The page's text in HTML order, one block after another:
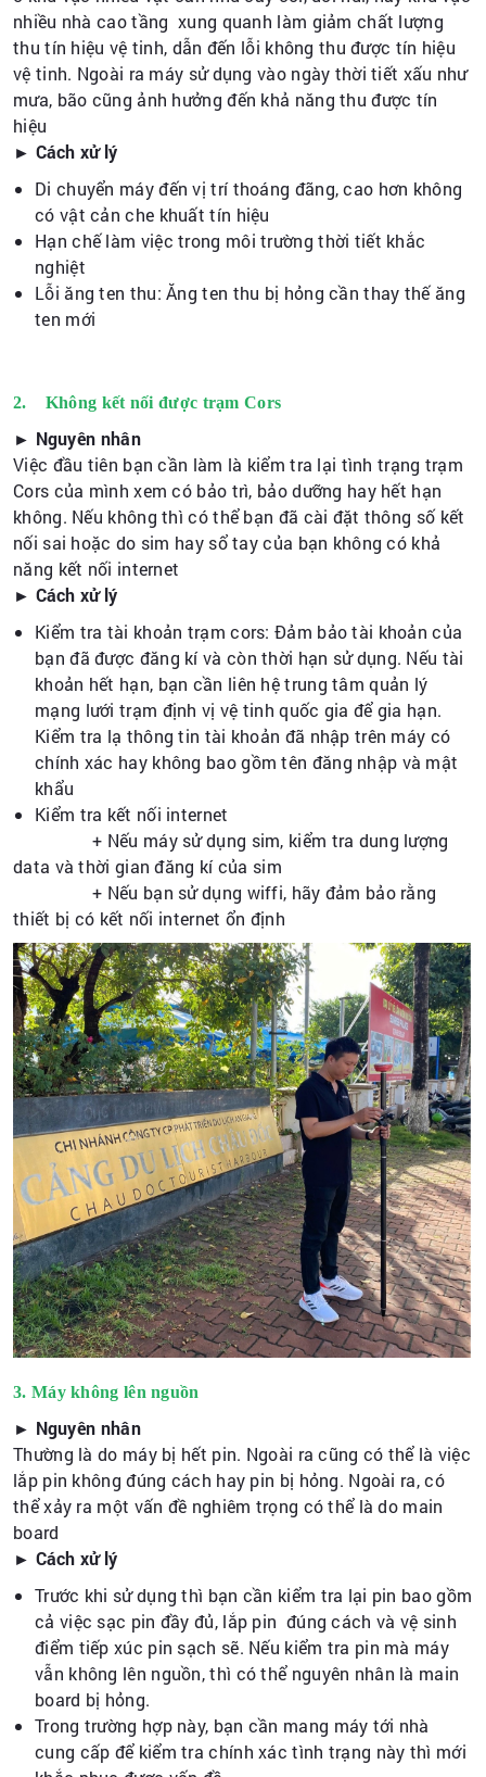
nhiều nhà cao tầng xung quanh làm giảm chất lượng
thu tín hiệu vệ tinh, dẫn đến lỗi không thu được tín hiệu
vệ tinh. Ngoài ra máy sử dụng vào ngày thời tiết xấu như
mưa, bão cũng ảnh hưởng đến khả năng thu được tín
hiệu
► Cách xử lý
Di chuyển máy đến vị trí thoáng đãng, cao hơn không
có vật cản che khuất tín hiệu
Hạn chế làm việc trong môi trường thời tiết khắc
nghiệt
Lỗi ăng ten thu: Ăng ten thu bị hỏng cần thay thế ăng
ten mới
2. Không kết nối được trạm Cors
► Nguyên nhân
Việc đầu tiên bạn cần làm là kiểm tra lại tình trạng trạm
Cors của mình xem có bảo trì, bảo dưỡng hay hết hạn
không. Nếu không thì có thể bạn đã cài đặt thông số kết
nối sai hoặc do sim hay sổ tay của bạn không có khả
năng kết nối internet
► Cách xử lý
Kiểm tra tài khoản trạm cors: Đảm bảo tài khoản của
bạn đã được đăng kí và còn thời hạn sử dụng. Nếu tài
khoản hết hạn, bạn cần liên hệ trung tâm quản lý
mạng lưới trạm định vị vệ tinh quốc gia để gia hạn.
Kiểm tra lạ thông tin tài khoản đã nhập trên máy có
chính xác hay không bao gồm tên đăng nhập và mật
khẩu
Kiểm tra kết nối internet
+ Nếu máy sử dụng sim, kiểm tra dung lượng
data và thời gian đăng kí của sim
+ Nếu bạn sử dụng wiffi, hãy đảm bảo rằng
thiết bị có kết nối internet ổn định
3. Máy không lên nguồn
► Nguyên nhân
Thường là do máy bị hết pin. Ngoài ra cũng có thể là việc
lắp pin không đúng cách hay pin bị hỏng. Ngoài ra, có
thể xảy ra một vấn đề nghiêm trọng có thể là do main
board
► Cách xử lý
Trước khi sử dụng thì bạn cần kiểm tra lại pin bao gồm
cả việc sạc pin đầy đủ, lắp pin đúng cách và vệ sinh
điểm tiếp xúc pin sạch sẽ. Nếu kiểm tra pin mà máy
vẫn không lên nguồn, thì có thể nguyên nhân là main
board bị hỏng.
Trong trường hợp này, bạn cần mang máy tới nhà
cung cấp để kiểm tra chính xác tình trạng này thì mới